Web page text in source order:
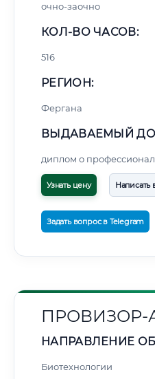
очно-заочно
КОЛ-ВО ЧАСОВ:
516
РЕГИОН:
Фергана
ВЫДАВАЕМЫЙ
диплом о
Узнать цену Написать
Задать вопрос в Telegram
ПРОВИЗОР-
НАПРАВЛЕНИЕ
Биотехнологии